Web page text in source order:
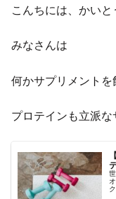
こんちには、かいと
みなさんは
何かサプリメントを
プロテインも立派